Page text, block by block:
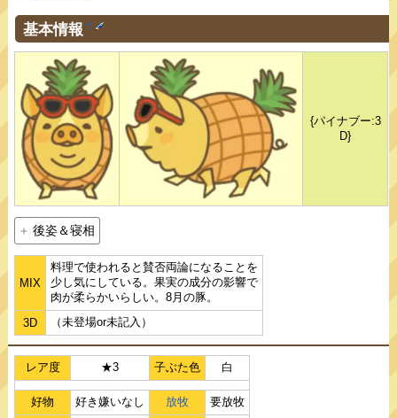
基本情報 †
{パイナブー:3
D}
後姿＆寝相
MIX
料理で使われると賛否両論になることを
少し気にしている。果実の成分の影響で
肉が柔らかいらしい。8月の豚。
3D
（未登場or未記入）
レア度 ★3 子ぶた色 白
好物 好き嫌いなし 放牧
要放牧